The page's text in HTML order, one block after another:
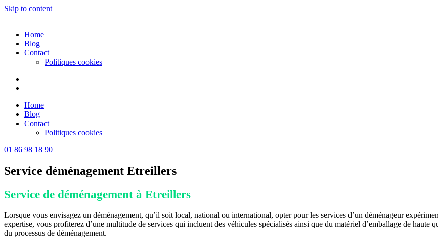
Skip to content
Home
Blog
Contact
Politiques cookies
Home
Blog
Contact
Politiques cookies
01 86 98 18 90
Service déménagement Etreillers
Service de déménagement à Etreillers
Lorsque vous envisagez un déménagement, qu’il soit local, national ou international, opter pour les services d’un déménageur
expertise, vous profiterez d’une multitude de services qui incluent des véhicules spécialisés ainsi que du matériel d’emballage de haute
du processus de déménagement.